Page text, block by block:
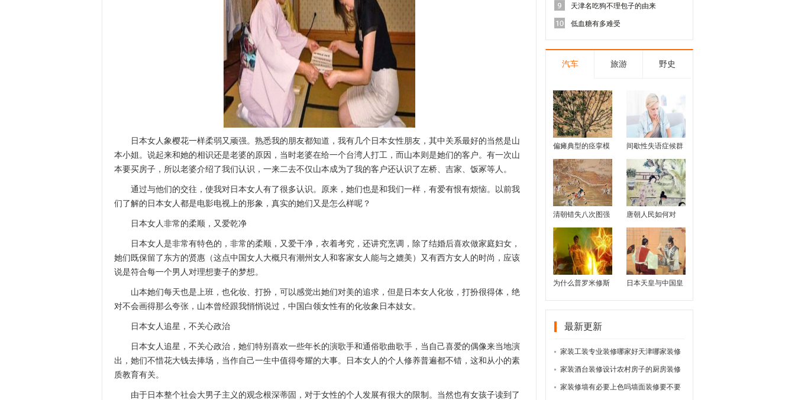
日本女人象樱花一样柔弱又顽强。熟悉我的朋友都知道，我有几个日本女性朋友，其中关系最好的当然是山
本小姐。说起来和她的相识还是老婆的原因，当时老婆在给一个台湾人打工，而山本则是她们的客户。有一次山
本要买房子，所以老婆介绍了我们认识，一来二去不仅山本成为了我的客户还认识了左桥、吉家、饭冢等人。
通过与他们的交往，使我对日本女人有了很多认识。原来，她们也是和我们一样，有爱有恨有烦恼。以前我
们了解的日本女人都是电影电视上的形象，真实的她们又是怎么样呢？
日本女人非常的柔顺，又爱乾净
日本女人是非常有特色的，非常的柔顺，又爱干净，衣着考究，还讲究烹调，除了结婚后喜欢做家庭妇女，
她们既保留了东方的贤惠（这点中国女人大概只有潮州女人和客家女人能与之媲美）又有西方女人的时尚，应该
说是符合每一个男人对理想妻子的梦想。
山本她们每天也是上班，也化妆、打扮，可以感觉出她们对美的追求，但是日本女人化妆，打扮很得体，绝
对不会画得那么夸张，山本曾经跟我悄悄说过，中国白领女性有的化妆象日本妓女。
日本女人追星，不关心政治
日本女人追星，不关心政治，她们特别喜欢一些年长的演歌手和通俗歌曲歌手，当自己喜爱的偶像来当地演
出，她们不惜花大钱去捧场，当作自己一生中值得夸耀的大事。日本女人的个人修养普遍都不错，这和从小的素
质教育有关。
由于日本整个社会大男子主义的观念根深蒂固，对于女性的个人发展有很大的限制。当然也有女孩子读到了
肺炎的治
天津名吃狗不理包子的由来
低血糖有多难受
汽车 旅游 野史
偏瘫典型的痉挛模
式治疗有哪些 偏瘫
的主要症状有哪些
间歇性失语症候群
有哪些表现 是因为
什么原因引起的
清朝错失八次图强
维新的历史机遇
唐朝人民如何对
待“次文化”
为什么普罗米修斯
日本天皇与中国皇
最新更新
家装工装专业装修哪家好天津哪家装修
公司口
家装酒台装修设计农村房子的厨房装修
这5种
家装修墙有必要上色吗墙面装修要不要